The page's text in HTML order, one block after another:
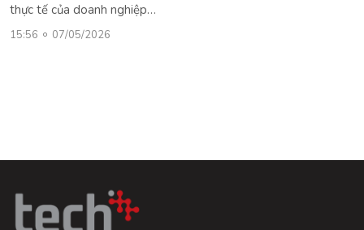
thực tế của doanh nghiệp…
15:56 07/05/2026